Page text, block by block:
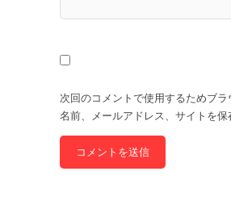
次回のコメントで使用するためブ
名前、メールアドレス、サイトを保